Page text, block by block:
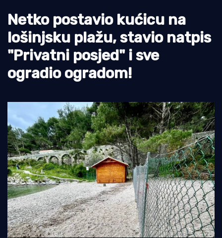
Pomorstvo
Ribolov
Ekologija
Tradicija i kultura
Netko postavio kućicu na
lošinjsku plažu, stavio natpis
"Privatni posjed" i sve
ogradio ogradom!